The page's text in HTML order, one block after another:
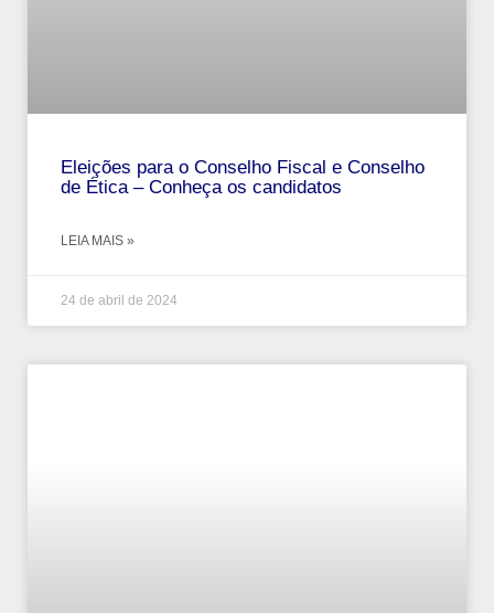
Eleições para o Conselho Fiscal e Conselho
de Ética – Conheça os candidatos
LEIA MAIS »
24 de abril de 2024